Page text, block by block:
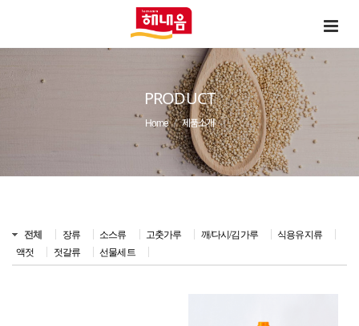
PRODUCT
Home 제품소개
전체 장류 소스류 고춧가루 깨/다시/김가루
식용유지류
액젓
젓갈류 선물세트